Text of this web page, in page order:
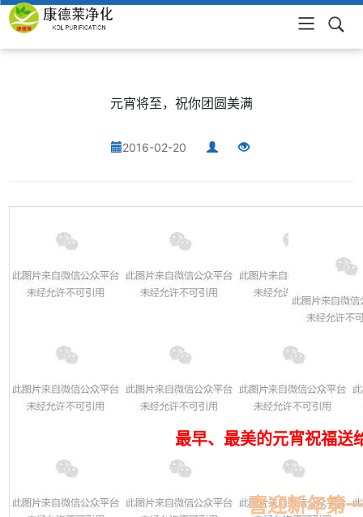
网站首页
元宵将至，祝你团圆美满
2016-02-20
最早、最美的元宵祝福送
喜迎新年第